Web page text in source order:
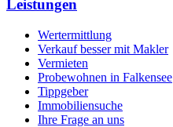
Leistungen
Wertermittlung
Verkauf besser mit Makler
Vermieten
Probewohnen in Falkensee
Tippgeber
Immobiliensuche
Ihre Frage an uns